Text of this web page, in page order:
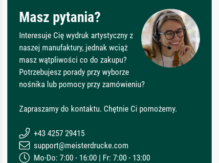
Masz pytania?
Interesuje Cię wydruk artystyczny z
naszej manufaktury, jednak wciąż
masz wątpliwości co do zakupu?
Potrzebujesz porady przy wyborze
nośnika lub pomocy przy zamówieniu?
Zapraszamy do kontaktu. Chętnie Ci pomożemy.
+43 4257 29415
support@meisterdrucke.com
Mo-Do: 7:00 - 16:00 | Fr: 7:00 - 13:00